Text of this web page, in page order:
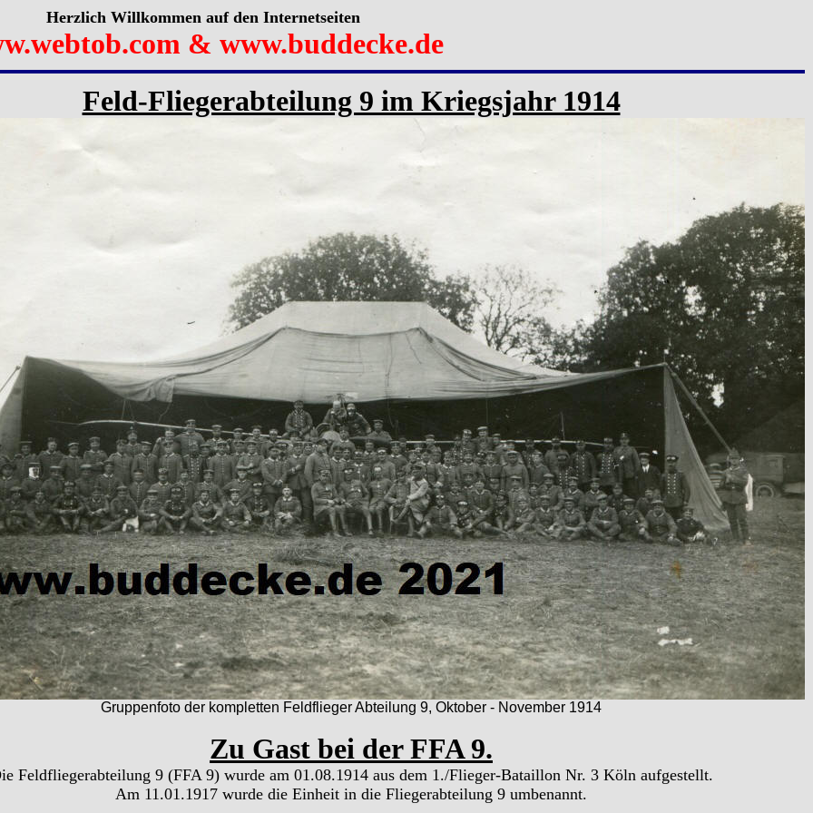
Herzlich Willkommen auf den Internetseiten
& www.buddecke.de
Feld-Fliegerabteilung 9 im Kriegsjahr 1914
Gruppenfoto der kompletten Feldflieger Abteilung 9, Oktober - November 1914
Zu Gast bei der FFA 9.
Feldfliegerabteilung 9 (FFA 9) wurde am 01.08.1914 aus dem 1./Flieger-Bataillon Nr. 3 Köln aufgestellt.
Am 11.01.1917 wurde die Einheit in die Fliegerabteilung 9 umbenannt.